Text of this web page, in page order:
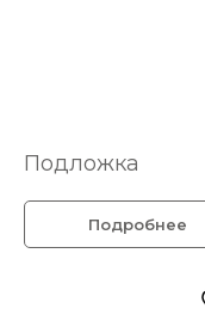
Подложка
Подробнее